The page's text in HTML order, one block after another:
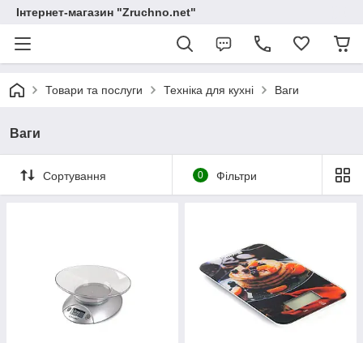
Інтернет-магазин "Zruchno.net"
Товари та послуги Техніка для кухні Ваги
Ваги
Сортування 0 Фільтри